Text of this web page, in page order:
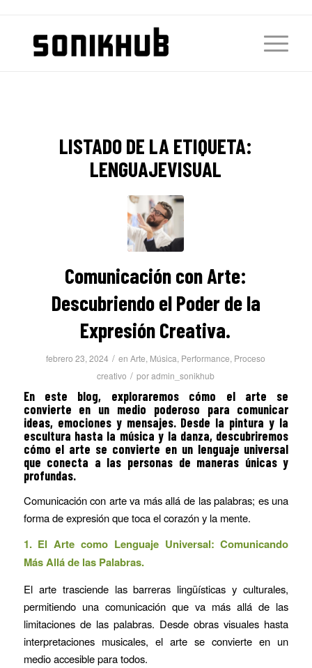
LISTADO DE LA ETIQUETA:
LENGUAJEVISUAL
Comunicación con Arte:
Descubriendo el Poder de la
Expresión Creativa.
febrero 23, 2024 / enArte, Música, Performance, Proceso
creativo / poradmin_sonikhub
En este blog, exploraremos cómo el arte se
convierte en un medio poderoso para comunicar
ideas, emociones y mensajes. Desde la pintura y la
escultura hasta la música y la danza, descubriremos
cómo el arte se convierte en un lenguaje universal
que conecta a las personas de maneras únicas y
profundas.
Comunicación con arte va más allá de las palabras; es una
forma de expresión que toca el corazón y la mente.
1. El Arte como Lenguaje Universal: Comunicando
Más Allá de las Palabras.
El arte trasciende las barreras lingüísticas y culturales,
permitiendo una comunicación que va más allá de las
limitaciones de las palabras. Desde obras visuales hasta
interpretaciones musicales, el arte se convierte en un
medio accesible para todos.